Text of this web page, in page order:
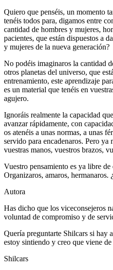
Quiero que penséis, un momento
tenéis todos para, digamos entre
cantidad de hombres y mujeres,
pacientes, que están dispuestos a
y mujeres de la nueva generación?
No podéis imaginaros la cantidad
otros planetas del universo, que
entrenamiento, este aprendizaje
es un material que tenéis en
agujero.
Ignoráis realmente la capacidad
avanzar rápidamente, con
os atenéis a unas normas, a unas
servido para encadenaros. Pero ya
vuestras manos, vuestros brazos,
Vuestro pensamiento es ya libre
Organizaros, amaros, hermanaros.
Autora
Has dicho que los viceconsejeros
voluntad de compromiso y de
Quería preguntarte Shilcars si hay
estoy sintiendo y creo que viene de
Shilcars